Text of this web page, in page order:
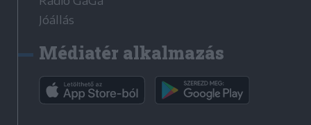
Jóállás
Médiatér alkalmazás